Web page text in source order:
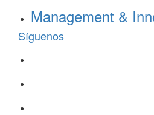
Management &
Síguenos